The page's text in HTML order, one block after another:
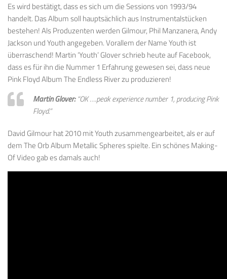
Es wird bestätigt, dass es sich um die Sessions von 1993/94
handelt. Das Album soll hauptsächlich aus Instrumentalstücken
bestehen! Als Produzenten werden Gilmour, Phil Manzanera, Andy
Jackson und Youth angegeben. Vorallem der Name Youth ist
überraschend! Martin ‘Youth’ Glover schrieb heute auf Facebook,
dass es für ihn die Nummer 1 Erfahrung gewesen sei, dass neue
Pink Floyd Album The Endless River zu produzieren!
Martin Glover:“OK ….peak experience number 1, producing Pink
Floyd.”
David Gilmour hat 2010 mit Youth zusammengearbeitet, als er auf
dem The Orb Album Metallic Spheres spielte. Ein schönes Making-
Of Video gab es damals auch!